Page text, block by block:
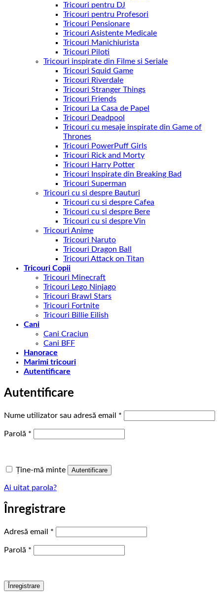
Tricouri pentru DJ
Tricouri pentru Profesori
Tricouri Pensionare
Tricouri Asistente Medicale
Tricouri Manichiurista
Tricouri Piloti
Tricouri inspirate din Filme si Seriale
Tricouri Squid Game
Tricouri Riverdale
Tricouri Stranger Things
Tricouri Friends
Tricouri La Casa de Papel
Tricouri Deadpool
Tricouri cu mesaje inspirate din Game of
Thrones
Tricouri PowerPuff Girls
Tricouri Rick and Morty
Tricouri Harry Potter
Tricouri Inspirate din Breaking Bad
Tricouri Superman
Tricouri cu si despre Bauturi
Tricouri cu si despre Cafea
Tricouri cu si despre Bere
Tricouri cu si despre Vin
Tricouri Anime
Tricouri Naruto
Tricouri Dragon Ball
Tricouri Attack on Titan
Tricouri Copii
Tricouri Minecraft
Tricouri Lego Ninjago
Tricouri Brawl Stars
Tricouri Fortnite
Tricouri Billie Eilish
Cani
Cani Craciun
Cani BFF
Hanorace
Marimi tricouri
Autentificare
Autentificare
Nume utilizator sau adresă email *
Parolă *
Ține-mă minte Autentificare
Ai uitat parola?
Înregistrare
Adresă email *
Parolă *
Înregistrare